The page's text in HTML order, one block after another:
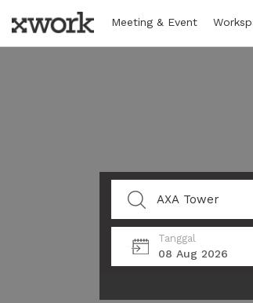
Meeting & Event
Tanggal
08 Aug 2026